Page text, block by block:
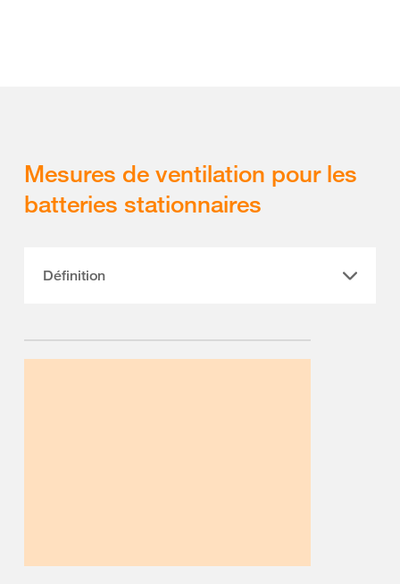
Mesures de ventilation pour les
batteries stationnaires
Définition